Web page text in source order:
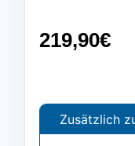
219,90€
Zusätzlich